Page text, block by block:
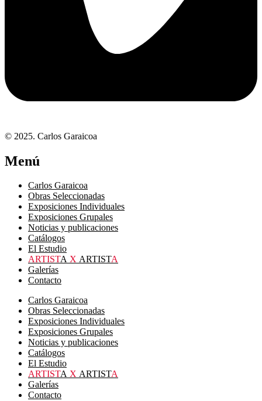
© 2025. Carlos Garaicoa
Menú
Carlos Garaicoa
Obras Seleccionadas
Exposiciones Individuales
Exposiciones Grupales
Noticias y publicaciones
Catálogos
El Estudio
ARTISTA X ARTISTA
Galerías
Contacto
Carlos Garaicoa
Obras Seleccionadas
Exposiciones Individuales
Exposiciones Grupales
Noticias y publicaciones
Catálogos
El Estudio
ARTISTA X ARTISTA
Galerías
Contacto